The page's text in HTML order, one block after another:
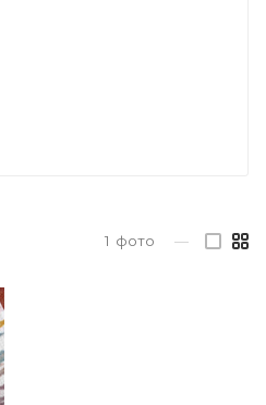
1 фото —